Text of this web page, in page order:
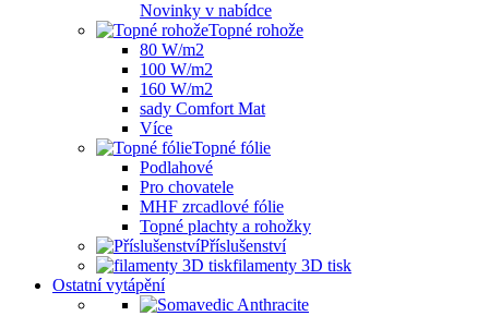
Novinky v nabídce
Topné rohože
80 W/m2
100 W/m2
160 W/m2
sady Comfort Mat
Více
Topné fólie
Podlahové
Pro chovatele
MHF zrcadlové fólie
Topné plachty a rohožky
Příslušenství
filamenty 3D tisk
Ostatní vytápění